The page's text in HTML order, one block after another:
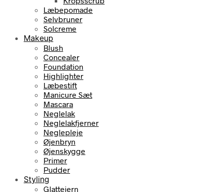
Læbepomade
Selvbruner
Solcreme
Makeup
Blush
Concealer
Foundation
Highlighter
Læbestift
Manicure Sæt
Mascara
Neglelak
Neglelakfjerner
Neglepleje
Øjenbryn
Øjenskygge
Primer
Pudder
Styling
Glattejern